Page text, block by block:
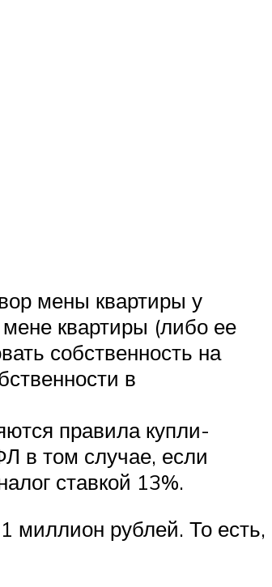
мены квартиры у
квартиры (либо ее
собственность на
в
правила купли-
в том случае, если
ставкой 13%.
миллион рублей. То есть,